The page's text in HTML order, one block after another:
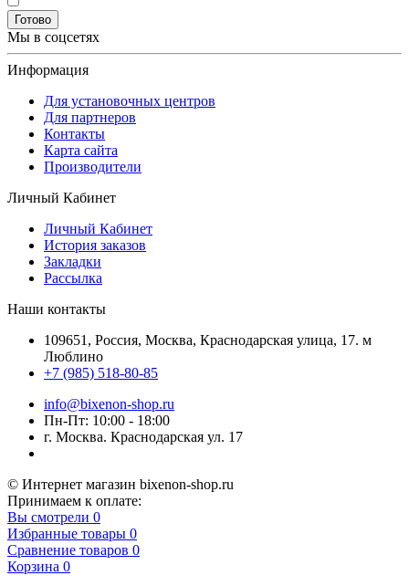
Готово
Мы в соцсетях
Информация
Для установочных центров
Для партнеров
Контакты
Карта сайта
Производители
Личный Кабинет
Личный Кабинет
История заказов
Закладки
Рассылка
Наши контакты
109651, Россия, Москва, Краснодарская улица, 17. м
Люблино
+7 (985) 518-80-85
info@bixenon-shop.ru
Пн-Пт: 10:00 - 18:00
г. Москва. Краснодарская ул. 17
© Интернет магазин bixenon-shop.ru
Принимаем к оплате:
Вы смотрели 0
Избранные товары 0
Сравнение товаров 0
Корзина 0